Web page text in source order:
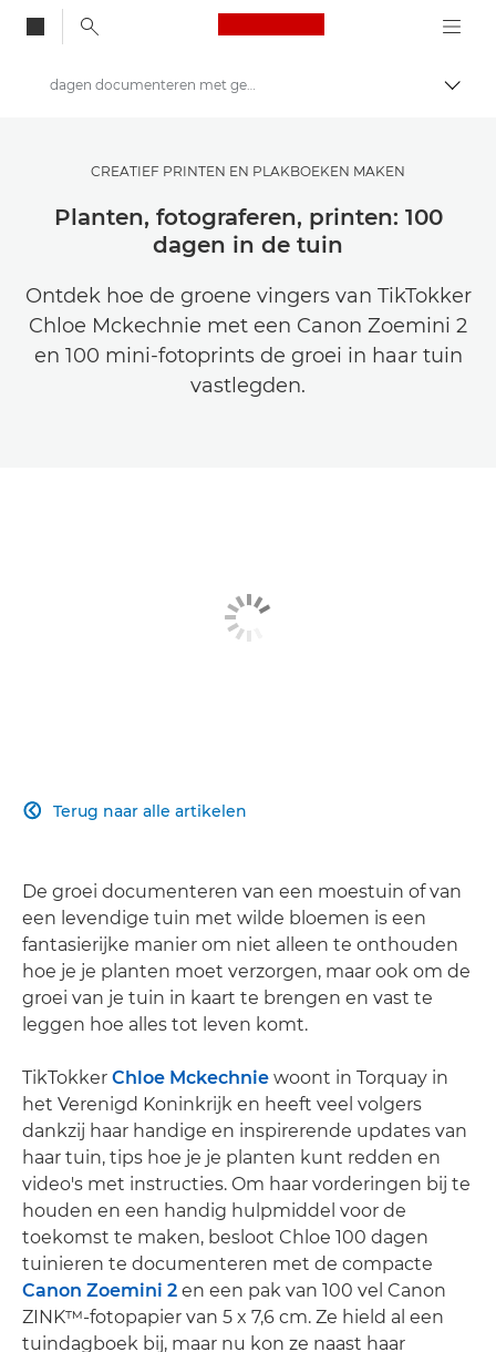
Canon Logo, back
Raak geïnspireerd | Fotografie- en printtips en aankoopgidsen
Verhalen over fotografie en creativiteit
dagen documenteren met geprinte stickers
CREATIEF PRINTEN EN PLAKBOEKEN MAKEN
Planten, fotograferen, printen: 100
dagen in de tuin
Ontdek hoe de groene vingers van TikTokker
Chloe Mckechnie met een Canon Zoemini 2
en 100 mini-fotoprints de groei in haar tuin
vastlegden.
Terug naar alle artikelen

De groei documenteren van een moestuin of van
een levendige tuin met wilde bloemen is een
fantasierijke manier om niet alleen te onthouden
hoe je je planten moet verzorgen, maar ook om de
groei van je tuin in kaart te brengen en vast te
leggen hoe alles tot leven komt.
TikTokker Chloe Mckechnie woont in Torquay in
het Verenigd Koninkrijk en heeft veel volgers
dankzij haar handige en inspirerende updates van
haar tuin, tips hoe je je planten kunt redden en
video's met instructies. Om haar vorderingen bij te
houden en een handig hulpmiddel voor de
toekomst te maken, besloot Chloe 100 dagen
tuinieren te documenteren met de compacte
Canon Zoemini 2 en een pak van 100 vel Canon
ZINK™-fotopapier van 5 x 7,6 cm. Ze hield al een
tuindagboek bij, maar nu kon ze naast haar